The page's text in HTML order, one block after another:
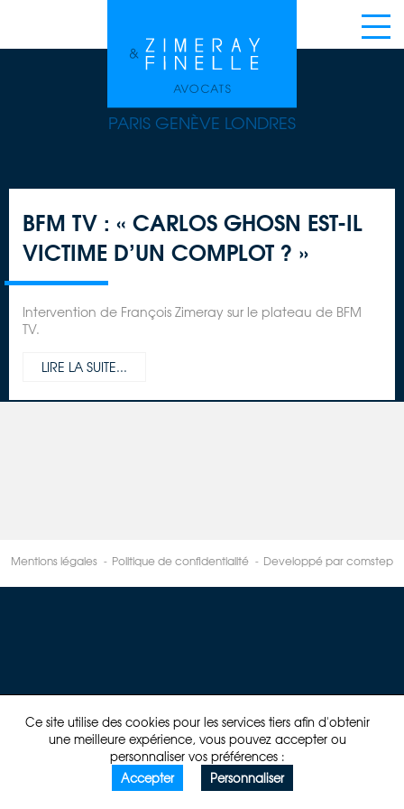
Ce site utilise des cookies pour les services tiers afin d'obtenir
une meilleure expérience, vous pouvez accepter ou
personnaliser vos préférences :
Accepter
Personnaliser
PARIS GENÈVE LONDRES
BFM TV : « CARLOS GHOSN EST-IL
VICTIME D’UN COMPLOT ? »
Intervention de François Zimeray sur le plateau de BFM
TV.
LIRE LA SUITE...
Mentions légales Politique de confidentialité Developpé par comstep